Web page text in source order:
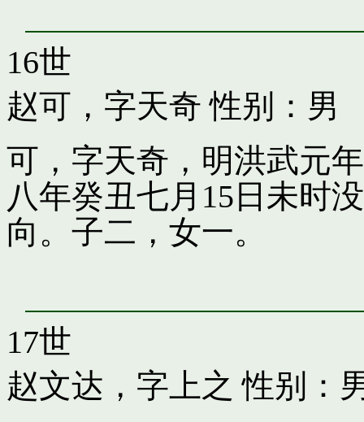
16世
赵可，字天奇 性别：男
可，字天奇，明洪武元
八年癸丑七月15日未时
向。子二，女一。
17世
赵文达，字上之 性别：